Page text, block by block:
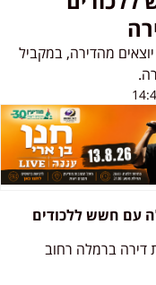
מהדירה, במקביל
עם חשש ללכודים
דירה ברמלה רחוב